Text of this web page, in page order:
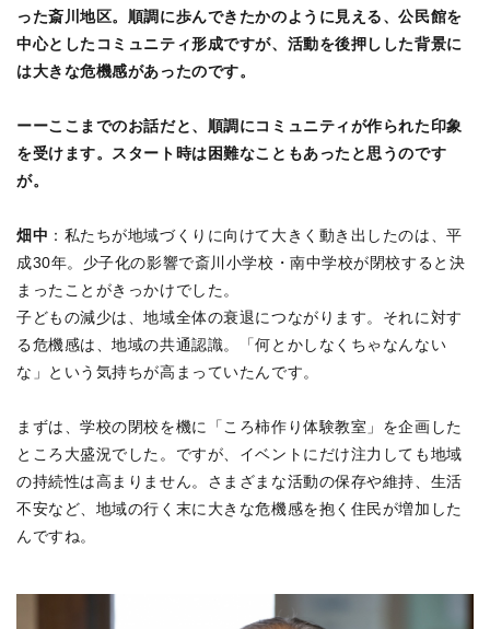
った斎川地区。順調に歩んできたかのように見える、公民館を
中心としたコミュニティ形成ですが、活動を後押しした背景に
は大きな危機感があったのです。
ーーここまでのお話だと、順調にコミュニティが作られた印象
を受けます。スタート時は困難なこともあったと思うのです
が。
畑中 ：私たちが地域づくりに向けて大きく動き出したのは、平
成30年。少子化の影響で斎川小学校・南中学校が閉校すると決
まったことがきっかけでした。
子どもの減少は、地域全体の衰退につながります。それに対す
る危機感は、地域の共通認識。「何とかしなくちゃなんない
な」という気持ちが高まっていたんです。
まずは、学校の閉校を機に「ころ柿作り体験教室」を企画した
ところ大盛況でした。ですが、イベントにだけ注力しても地域
の持続性は高まりません。さまざまな活動の保存や維持、生活
不安など、地域の行く末に大きな危機感を抱く住民が増加した
んですね。